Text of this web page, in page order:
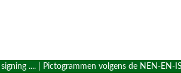
.... | Pictogrammen volgens de NEN-EN-